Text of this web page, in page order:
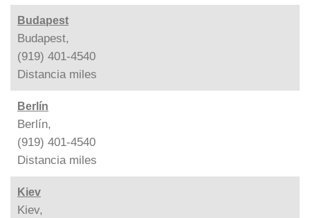
Budapest
Budapest,
(919) 401-4540
Distancia miles
Berlín
Berlín,
(919) 401-4540
Distancia miles
Kiev
Kiev,